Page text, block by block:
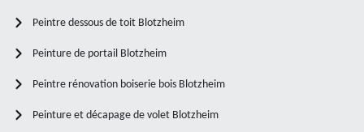
Peintre dessous de toit Blotzheim
Peinture de portail Blotzheim
Peintre rénovation boiserie bois Blotzheim
Peinture et décapage de volet Blotzheim